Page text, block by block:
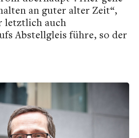
an guter alter Zeit“,
letztlich auch
Abstellgleis führe, so der